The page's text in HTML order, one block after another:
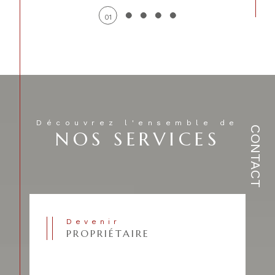
CONTACT
01
Découvrez l'ensemble de
NOS SERVICES
Devenir
PROPRIÉTAIRE